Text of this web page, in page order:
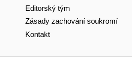
Editorský tým
Zásady zachování soukromí
Kontakt